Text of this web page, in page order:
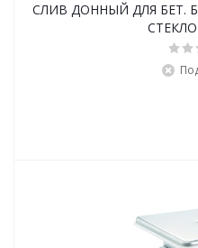
СЛИВ ДОННЫЙ ДЛЯ БЕТ.